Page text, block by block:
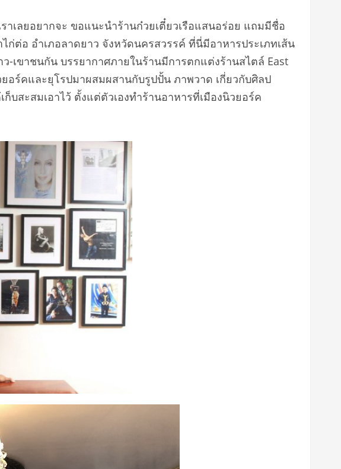
เลยอยากจะ ขอแนะนำร้านก๋วยเตี๋ยวเรือแสนอร่อย แถมมีชื่อ
ก่ต่อ อำเภอลาดยาว จังหวัดนครสวรรค์ ที่นี่มีอาหารประเภทเส้น
เขาชนกัน บรรยากาศภายในร้านมีการตกแต่งร้านสไตล์ East
ร์คและยุโรปมาผสมผสานกับรูปปั้น ภาพวาด เกี่ยวกับศิลป
สะสมเอาไว้ ตั้งแต่ตัวเองทำร้านอาหารที่เมืองนิวยอร์ค